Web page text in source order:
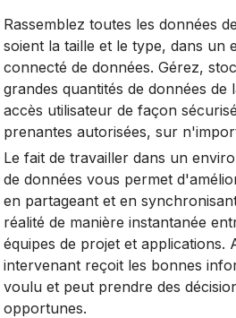
Rassemblez toutes les données
soient la taille et le type, dans un
connecté de données. Gérez,
grandes quantités de données
accès utilisateur de façon
prenantes autorisées, sur
Le fait de travailler dans un
de données vous permet
en partageant et en
réalité de manière instantanée
équipes de projet et applications.
intervenant reçoit les bonnes
voulu et peut prendre des
opportunes.